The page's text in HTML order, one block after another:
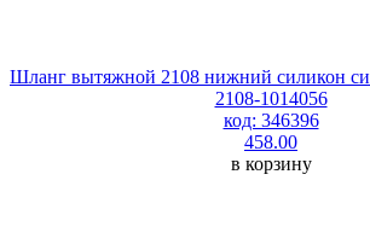
Шланг вытяжной 2108 нижний силикон
2108-1014056
код: 346396
458.00
в корзину